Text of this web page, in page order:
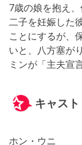
7歳の娘を抱え
二子を妊娠した
ことにするが、
いと、八方塞が
ミンが「主夫宣
キャスト
ホン・ウニ